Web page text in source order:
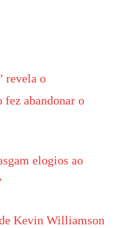
revela o
abandonar o
elogios ao
Kevin Williamson